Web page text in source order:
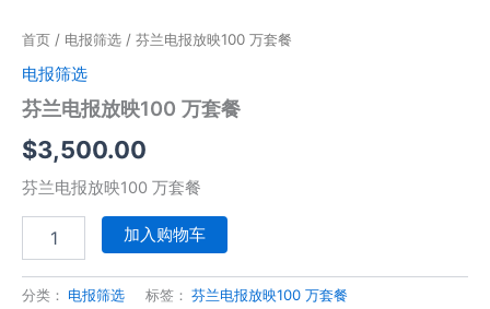
首页 / 电报筛选 / 芬兰电报放映100 万套餐
电报筛选
芬兰电报放映100 万套餐
$3,500.00
芬兰电报放映100 万套餐
报
放
映
100
套
餐
数
量
加入购物车
分类： 电报筛选 标签： 芬兰电报放映100 万套餐